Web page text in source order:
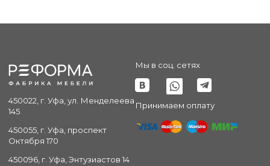
450022, г. Уфа, ул. Менделеева
145
450055, г. Уфа, проспект
Октября 170
450096, г. Уфа, Энтузиастов 14
Мы в соц. сетях
Принимаем оплату